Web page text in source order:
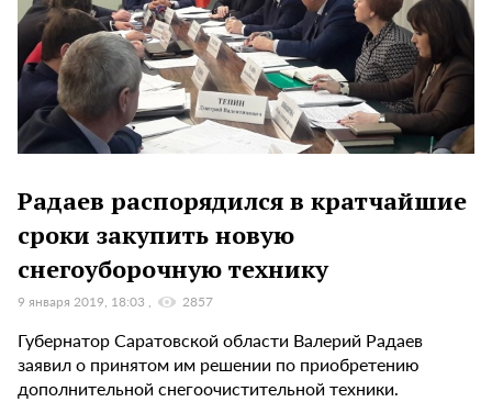
Радаев распорядился в кратчайшие
сроки закупить новую
снегоуборочную технику
9 января 2019, 18:03 2857
Губернатор Саратовской области Валерий Радаев
заявил о принятом им решении по приобретению
дополнительной снегоочистительной техники.